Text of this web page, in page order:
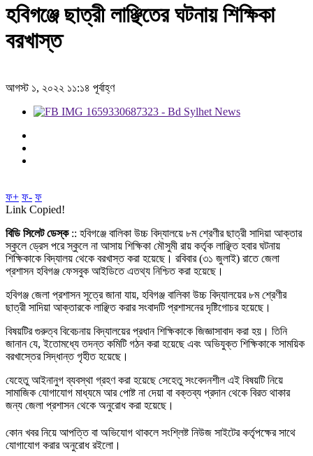
হবিগঞ্জে ছাত্রী লাঞ্ছিতের ঘটনায় শিক্ষিকা
বরখাস্ত
আগস্ট ১, ২০২২ ১১:১৪ পূর্বাহ্ণ
ফ+ ফ- ফ
Link Copied!
বিডি সিলেট ডেস্ক:: হবিগঞ্জে বালিকা উচ্চ বিদ্যালয়ে ৮ম শ্রেণীর ছাত্রী সাদিয়া আক্তার
স্কুলে ড্রেস পরে স্কুলে না আসায় শিক্ষিকা মৌসুমী রায় কর্তৃক লাঞ্ছিত হবার ঘটনায়
শিক্ষিকাকে বিদ্যালয় থেকে বরখাস্ত করা হয়েছে। রবিবার (৩১ জুলাই) রাতে জেলা
প্রশাসন হবিগঞ্জ ফেসবুক আইডিতে এতথ্য নিশ্চিত করা হয়েছে।
হবিগঞ্জ জেলা প্রশাসন সূত্রে জানা যায়, হবিগঞ্জ বালিকা উচ্চ বিদ্যালয়ের ৮ম শ্রেণীর
ছাত্রী সাদিয়া আক্তারকে লাঞ্ছিত করার সংবাদটি প্রশাসনের দৃষ্টিগোচর হয়েছে।
বিষয়টির গুরুত্ব বিবেচনায় বিদ্যালয়ের প্রধান শিক্ষিকাকে জিজ্ঞাসাবাদ করা হয়। তিনি
জানান যে, ইতোমধ্যে তদন্ত কমিটি গঠন করা হয়েছে এবং অভিযুক্ত শিক্ষিকাকে সাময়িক
বরখাস্তের সিদ্ধান্ত গৃহীত হয়েছে।
যেহেতু আইনানুগ ব্যবস্থা গ্রহণ করা হয়েছে সেহেতু সংবেদনশীল এই বিষয়টি নিয়ে
সামাজিক যোগাযোগ মাধ্যমে আর পোষ্ট না দেয়া বা বক্তব্য প্রদান থেকে বিরত থাকার
জন্য জেলা প্রশাসন থেকে অনুরোধ করা হয়েছে।
কোন খবর নিয়ে আপত্তি বা অভিযোগ থাকলে সংশ্লিষ্ট নিউজ সাইটের কর্তৃপক্ষের সাথে
যোগাযোগ করার অনুরোধ রইলো।